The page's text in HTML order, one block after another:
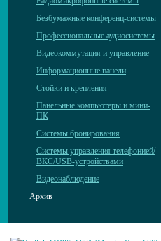
Безбумажные конференц-системы
Профессиональные аудиосистемы
Видеокоммутация и управление
Информационные панели
Стойки и крепления
Панельные компьютеры и мини-
ПК
Системы бронирования
Системы управления телефонией/
ВКС/USB-устройствами
Видеонаблюдение
Архив